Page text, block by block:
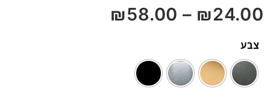
5
₪24.00
–
₪58.00
צבע